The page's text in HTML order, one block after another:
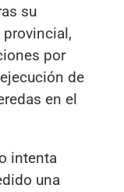
su
por
de
en el
intenta
una